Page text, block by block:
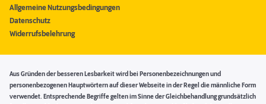
Allgemeine Nutzungsbedingungen
Datenschutz
Widerrufsbelehrung
Aus Gründen der besseren Lesbarkeit wird bei Personenbezeichnungen und
personenbezogenen Hauptwörtern auf dieser Webseite in der Regel die männliche Form
verwendet. Entsprechende Begriffe gelten im Sinne der Gleichbehandlung grundsätzlich